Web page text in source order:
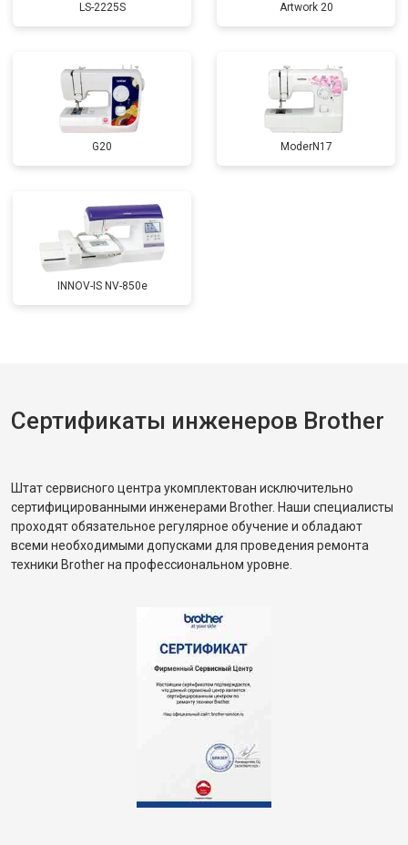
LS-2225S Artwork 20
G20 ModerN17
INNOV-IS NV-850e
Сертификаты инженеров Brother
Штат сервисного центра укомплектован исключительно
сертифицированными инженерами Brother. Наши специалисты
проходят обязательное регулярное обучение и обладают
всеми необходимыми допусками для проведения ремонта
техники Brother на профессиональном уровне.